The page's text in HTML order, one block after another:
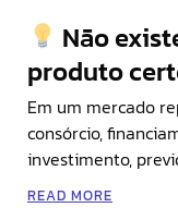
Não
produto
Em um mercado
consórcio,
investimento,
READ MORE